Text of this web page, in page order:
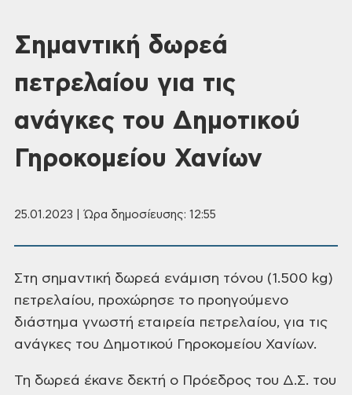
Σημαντική δωρεά
πετρελαίου για τις
ανάγκες του Δημοτικού
Γηροκομείου Χανίων
25.01.2023 | Ώρα δημοσίευσης: 12:55
Στη σημαντική δωρεά ενάμιση τόνου (1.500 kg)
πετρελαίου, προχώρησε το προηγούμενο
διάστημα γνωστή εταιρεία πετρελαίου, για τις
ανάγκες του Δημοτικού Γηροκομείου Χανίων.
Τη δωρεά έκανε δεκτή ο Πρόεδρος του Δ.Σ. του